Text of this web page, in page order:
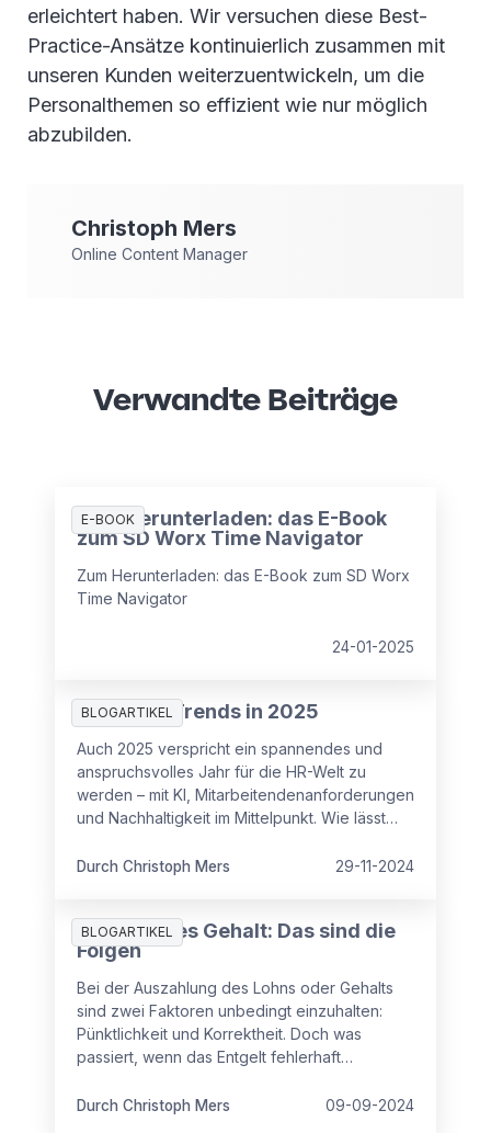
erleichtert haben. Wir versuchen diese Best-
Practice-Ansätze kontinuierlich zusammen mit
unseren Kunden weiterzuentwickeln, um die
Personalthemen so effizient wie nur möglich
abzubilden.
Christoph Mers
Online Content Manager
Verwandte Beiträge
E-BOOK
Zum Herunterladen: das E-Book
zum SD Worx Time Navigator
Zum Herunterladen: das E-Book zum SD Worx
Time Navigator
24-01-2025
BLOGARTIKEL
Top 5 HR-Trends in 2025
Auch 2025 verspricht ein spannendes und
anspruchsvolles Jahr für die HR-Welt zu
werden – mit KI, Mitarbeitendenanforderungen
und Nachhaltigkeit im Mittelpunkt. Wie lässt
Stärken in Einklang bringen? Welche
Durch Christoph Mers 29-11-2024
BLOGARTIKEL
Fehlerhaftes Gehalt: Das sind die
Folgen
Bei der Auszahlung des Lohns oder Gehalts
sind zwei Faktoren unbedingt einzuhalten:
Pünktlichkeit und Korrektheit. Doch was
passiert, wenn das Entgelt fehlerhaft
Mitarbeitenden darauf?
Durch Christoph Mers 09-09-2024